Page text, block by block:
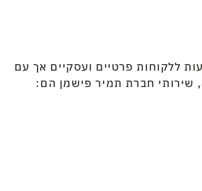
ללקוחות פרטיים ועסקיים אך עם
שירותי חברת תמיר פישמן הם: